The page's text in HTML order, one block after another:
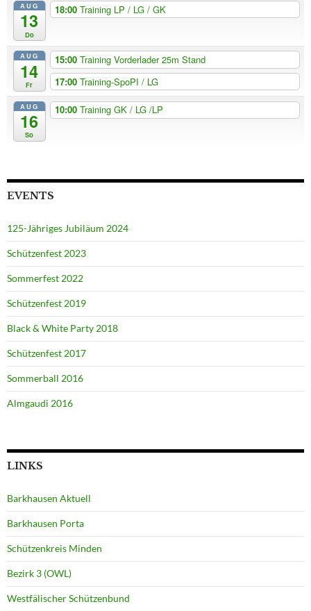
AUG
13
Do
18:00 Training LP / LG / GK
AUG
14
Fr
15:00 Training Vorderlader 25m Stand
17:00 Training-SpoPI / LG
AUG
16
So
10:00 Training GK / LG /LP
EVENTS
125-Jähriges Jubiläum 2024
Schützenfest 2023
Sommerfest 2022
Schützenfest 2019
Black & White Party 2018
Schützenfest 2017
Sommerball 2016
Almgaudi 2016
LINKS
Barkhausen Aktuell
Barkhausen Porta
Schützenkreis Minden
Bezirk 3 (OWL)
Westfälischer Schützenbund